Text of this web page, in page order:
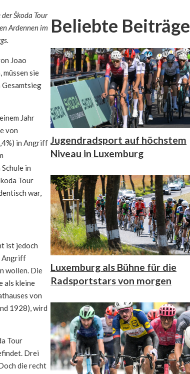
derŠkoda Tour
Ardennen im
Joao
müssen sie
Jahr
von
in Angriff
in
Tour
war,
ist jedoch
Angriff
wollen. Die
als kleine
von
1928), wird
Tour
Drei
die recht
Beliebte Beiträge
Jugendradsport auf höchstem
Niveau in Luxemburg
Luxemburg als Bühne für die
Radsportstars von morgen